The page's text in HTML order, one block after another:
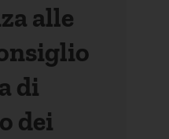
alle
di
dei